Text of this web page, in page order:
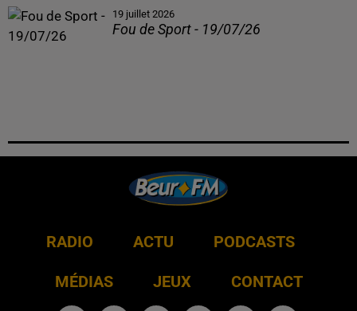
19 juillet 2026
Fou de Sport - 19/07/26
RADIO ACTU PODCASTS
MÉDIAS JEUX CONTACT